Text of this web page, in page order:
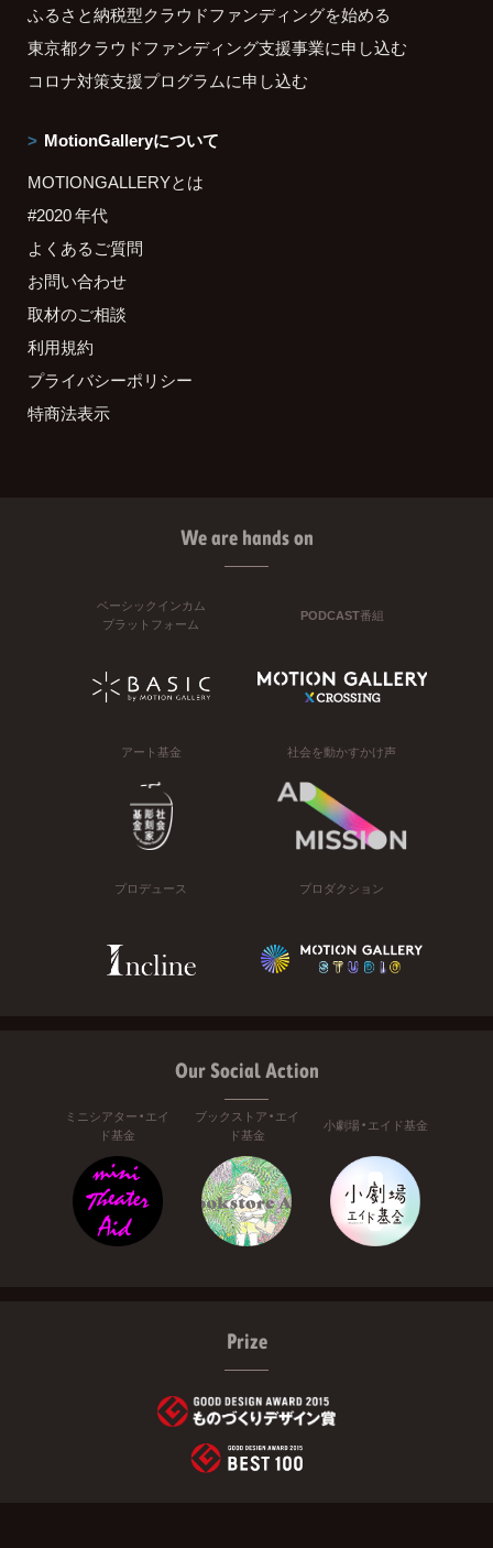
ふるさと納税型クラウドファンディングを始める
東京都クラウドファンディング支援事業に申し込む
コロナ対策支援プログラムに申し込む
MotionGalleryについて
MOTIONGALLERYとは
#2020 年代
よくあるご質問
お問い合わせ
取材のご相談
利用規約
プライバシーポリシー
特商法表示
We are hands on
ベーシックインカム
プラットフォーム
PODCAST番組
アート基金 社会を動かすかけ声
プロデュース プロダクション
Our Social Action
ミニシアター・エイ
ド基金
ブックストア・エイ
ド基金
小劇場・エイド基金
Prize